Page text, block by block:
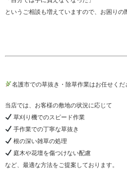
というご相談も増えていますので、お困りの
名護市での草抜き・除草作業はお任せくだ
当店では、お客様の敷地の状況に応じて
草刈り機でのスピード作業
手作業での丁寧な草抜き
根の深い雑草の処理
庭木や花壇を傷つけない配慮
など、最適な方法をご提案しております。